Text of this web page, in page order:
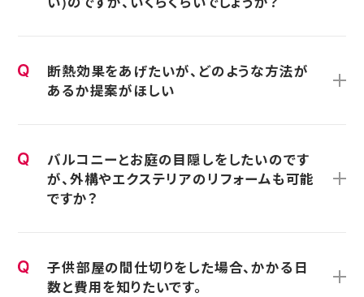
断熱効果をあげたいが、どのような方法が
あるか提案がほしい
バルコニーとお庭の目隠しをしたいのです
が、外構やエクステリアのリフォームも可能
ですか？
子供部屋の間仕切りをした場合、かかる日
数と費用を知りたいです。